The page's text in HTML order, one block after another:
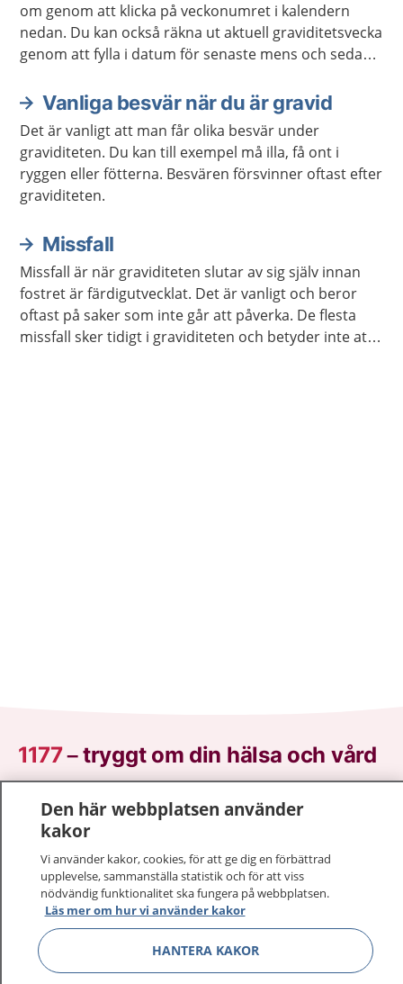
om genom att klicka på veckonumret i kalendern
nedan. Du kan också räkna ut aktuell graviditetsvecka
genom att fylla i datum för senaste mens och sedan
beräknat födelsedatum kan i stället ange det direkt.
Vanliga besvär när du är gravid
Det är vanligt att man får olika besvär under
graviditeten. Du kan till exempel må illa, få ont i
ryggen eller fötterna. Besvären försvinner oftast efter
graviditeten.
Missfall
Missfall är när graviditeten slutar av sig själv innan
fostret är färdigutvecklat. Det är vanligt och beror
oftast på saker som inte går att påverka. De flesta
missfall sker tidigt i graviditeten och betyder inte att
1177–tryggt om din hälsa och vård
På 1177.se får du råd om hälsa och information om
sjukdomar och vilka mottagningar du kan kontakta.
Logga in för att läsa din journal och göra dina
vårdärenden. Ring telefonnummer 1177 för
sjukvårdsrådgivning dygnet runt.
1177 ger dig råd när du vill må bättre.
Den här webbplatsen använder
kakor
Vi använder kakor, cookies, för att ge dig en förbättrad
upplevelse, sammanställa statistik och för att viss
nödvändig funktionalitet ska fungera på webbplatsen.
Läs mer om hur vi använder kakor
HANTERA KAKOR